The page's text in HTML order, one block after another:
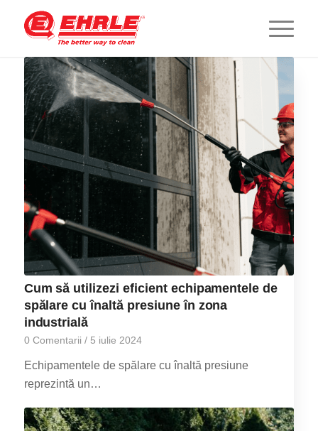
Cum să utilizezi eficient echipamentele de
spălare cu înaltă presiune în zona
industrială
0 Comentarii / 5 iulie 2024
Echipamentele de spălare cu înaltă presiune
reprezintă un…